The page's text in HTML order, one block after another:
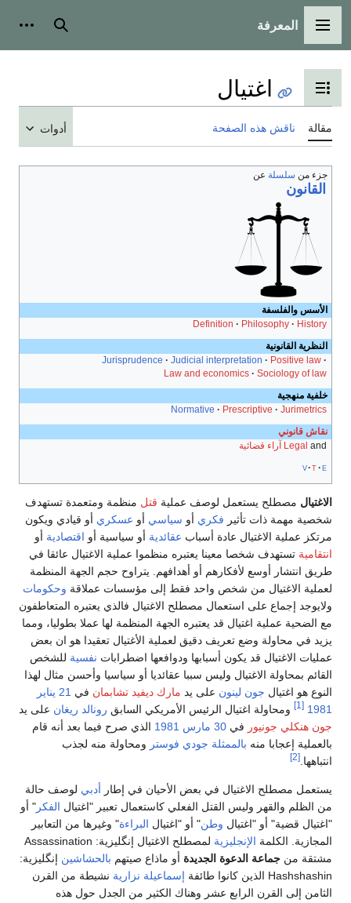
القائمة الرئيسية
المعرفة بحث
تبديل عرض جدول المحتويات
اغتيال
مقالة ناقش هذه الصفحة أدوات
جزء من سلسلة عن
القانون
الأسس والفلسفة
Definition
Philosophy
History
النظرية القانونية
Jurisprudence
Judicial interpretation
Positive law
Law and economics
Sociology of law
خلفية منهجية
Normative
Prescriptive
Jurimetrics
نقاش قانوني
Legal and
آراء قضائية
v t e
الاغتيال مصطلح يستعمل لوصف عملية قتل منظمة ومتعمدة تستهدف
شخصية مهمة ذات تأثير فكري أو سياسي أو عسكري أو قيادي ويكون
مرتكز عملية الاغتيال عادة أسباب عقائدية أو سياسية أو اقتصادية أو
انتقامية تستهدف شخصا معينا يعتبره منظموا عملية الاغتيال عائقا في
طريق انتشار أوسع لأفكارهم أو أهدافهم. يتراوح حجم الجهة المنظمة
لعملية الاغتيال من شخص واحد فقط إلى مؤسسات عملاقة وحكومات
ولايوجد إجماع على استعمال مصطلح الاغتيال فالذي يعتبره المتعاطفون
مع الضحية عملية اغتيال قد يعتبره الجهة المنظمة لها عملا بطوليا، ومما
يزيد في محاولة وضع تعريف دقيق لعملية الأغتيال تعقيدا هو ان بعض
عمليات الاغتيال قد يكون أسبابها ودوافعها اضطرابات نفسية للشخص
القائم بمحاولة الاغتيال وليس سببا عقائديا أو سياسيا وأحسن مثال لهذا
النوع هو اغتيال جون لينون على يد مارك ديفيد تشابمان في 21 يناير
1981
[1] ومحاولة اغتيال الرئيس الأمريكي السابق رونالد ريغان على يد
جون هنكلي جونيور في 30 مارس 1981 الذي صرح فيما بعد أنه قام
بالعملية إعجابا منه بالممثلة جودي فوستر ومحاولة منه لجذب
انتباهها.[2]
يستعمل مصطلح الاغتيال في بعض الأحيان في إطار أدبي لوصف حالة
من الظلم والقهر وليس القتل الفعلي كاستعمال تعبير "اغتيال الفكر " أو
"اغتيال قضية" أو "اغتيال وطن" أو "اغتيال البراءة" وغيرها من التعابير
المجازية. الكلمة الإنجليزية لمصطلح الاغتيال إنگليزية: Assassination
مشتقة من جماعة الدعوة الجديدة أو ماذاع صيتهم بالحشاشين إنگليزية:
Hashshashin الذين كانوا طائفة إسماعيلة نزارية نشيطة من القرن
الثامن إلى القرن الرابع عشر وهناك الكثير من الجدل حول هذه